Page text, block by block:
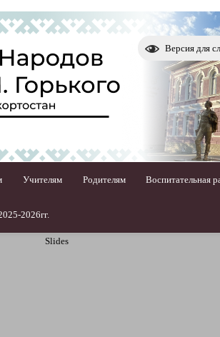
Версия для
Учителям Родителям Воспитательная
2026гг.